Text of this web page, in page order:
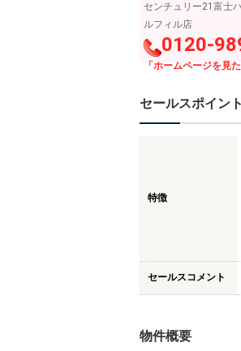
センチュリー21富士
ルフィル店
0120-
「ホームページを見た
セールスポイント
特徴
セールスコメント
物件概要